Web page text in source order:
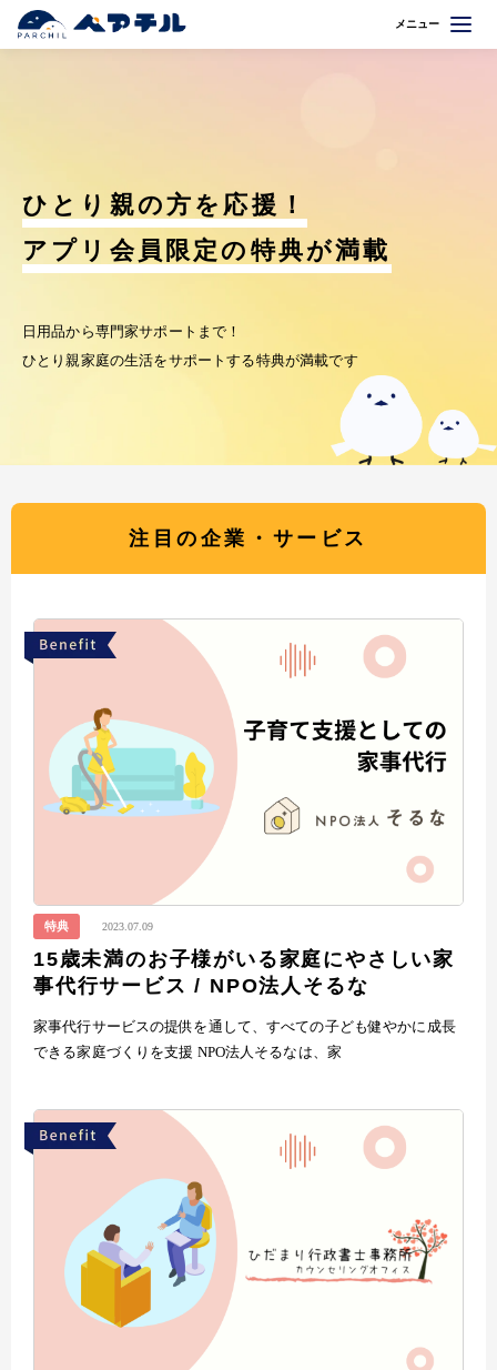
メニュー
ひとり親の方を応援！
アプリ会員限定の特典が満載
日用品から専門家サポートまで！
ひとり親家庭の生活をサポートする特典が満載です
注目の企業・サービス
特典 2023.07.09
15歳未満のお子様がいる家庭にやさしい家
事代行サービス / NPO法人そるな
家事代行サービスの提供を通して、すべての子ども健やかに成長
できる家庭づくりを支援 NPO法人そるなは、家